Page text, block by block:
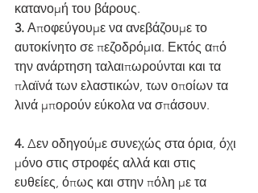
κατανομή του βάρους.
3. Αποφεύγουμε να ανεβάζουμε το
αυτοκίνητο σε πεζοδρόμια. Εκτός από
την ανάρτηση ταλαιπωρούνται και τα
πλαϊνά των ελαστικών, των οποίων τα
λινά μπορούν εύκολα να σπάσουν.
4. Δεν οδηγούμε συνεχώς στα όρια, όχι
μόνο στις στροφές αλλά και στις
ευθείες, όπως και στην πόλη με τα